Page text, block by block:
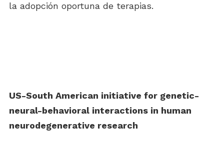
la adopción oportuna de terapias.
US-South American initiative for genetic-
neural-behavioral interactions in human
neurodegenerative research